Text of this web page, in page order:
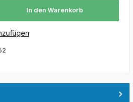
In den Warenkorb